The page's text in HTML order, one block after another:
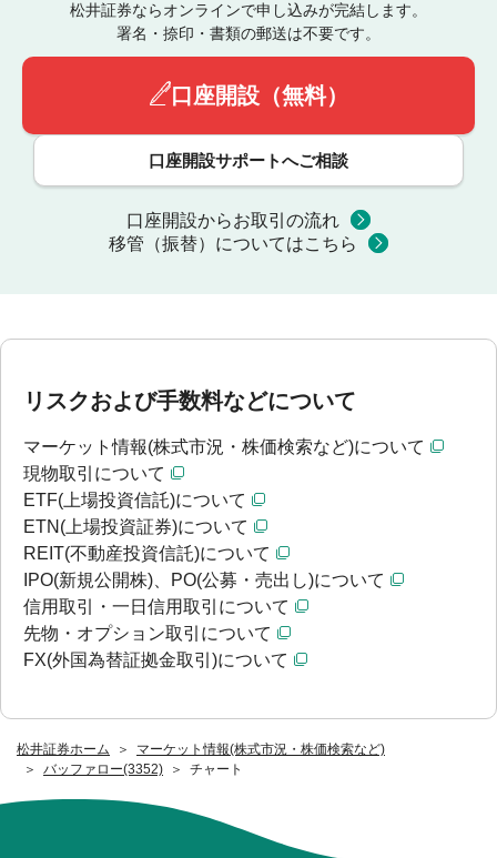
松井証券ホーム
マーケット情報(株式市況・株価検索など)
バッファロー(3352)
チャート
松井証券ならオンラインで申し込みが完結します。
署名・捺印・書類の郵送は不要です。
口座開設（無料）
口座開設サポートへご相談
口座開設からお取引の流れ
移管（振替）についてはこちら
リスクおよび手数料などについて
マーケット情報(株式市況・株価検索など)について
現物取引について
ETF(上場投資信託)について
ETN(上場投資証券)について
REIT(不動産投資信託)について
IPO(新規公開株)、PO(公募・売出し)について
信用取引・一日信用取引について
先物・オプション取引について
FX(外国為替証拠金取引)について